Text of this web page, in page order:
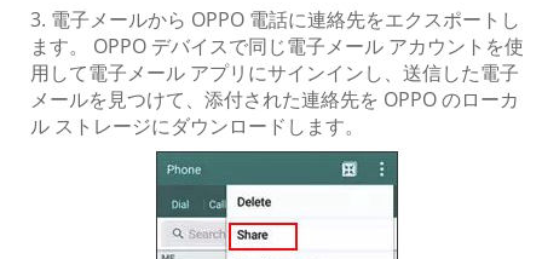
3. 電子メールから OPPO 電話に連絡先をエクスポートし
ます。 OPPO デバイスで同じ電子メール アカウントを使
用して電子メール アプリにサインインし、送信した電子
メールを見つけて、添付された連絡先を OPPO のローカ
ル ストレージにダウンロードします。